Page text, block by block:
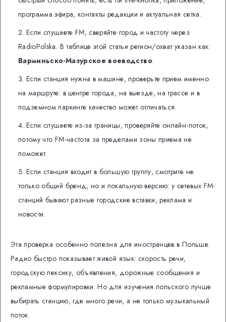
программа эфира, контакты редакции и актуальная сетка.
Если слушаете FM, сверяйте город и частоту через
RadioPolska. В таблице этой статьи регион/охват указан как:
Варминьско-Мазурское воеводство.
Если станция нужна в машине, проверьте прием именно
на маршруте: в центре города, на выезде, на трассе и в
подземном паркинге качество может отличаться.
Если слушаете из-за границы, проверяйте онлайн-поток,
потому что FM-частота за пределами зоны приема не
поможет.
Если станция входит в большую группу, смотрите не
только общий бренд, но и локальную версию: у сетевых FM-
станций бывают разные городские вставки, реклама и
новости.
Эта проверка особенно полезна для иностранцев в Польше.
Радио быстро показывает живой язык: скорость речи,
городскую лексику, объявления, дорожные сообщения и
рекламные формулировки. Но для изучения польского лучше
выбирать станцию, где много речи, а не только музыкальный
поток.